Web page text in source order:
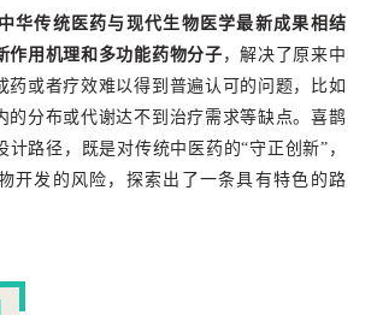
华传统医药与现代生物医学最新成果相结
作用机理和多功能药物分子 ，解决了原来中
药或者疗效难以得到普遍认可的问题，比如
的分布或代谢达不到治疗需求等缺点。喜鹊
计路径，既是对传统中医药的“守正创新”，
开发的风险，探索出了一条具有特色的路